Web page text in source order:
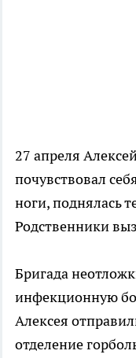
27 апреля
почувствовал
ноги, поднялась
Родственники
Бригада
инфекционную
Алексея
отделение